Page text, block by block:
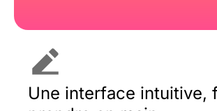
Une interface intuitive,